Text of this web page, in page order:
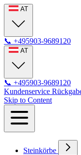
AT
📞 +495903-9689120
AT
📞 +495903-9689120
Kundenservice
Skip to Content
Steinkörbe